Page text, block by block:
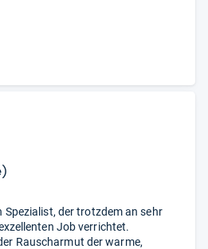
Spezialist, der trotzdem an sehr
Job verrichtet.
Rauscharmut der warme,